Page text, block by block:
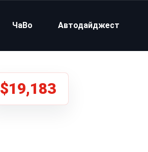
ЧаВо Автодайджест
$19,183